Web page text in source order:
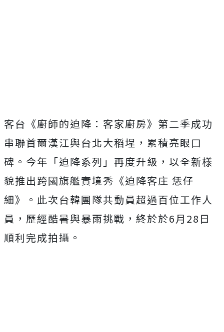
客台《廚師的迫降：客家廚房》第二季成功
串聯首爾漢江與台北大稻埕，累積亮眼口
碑。今年「迫降系列」再度升級，以全新樣
貌推出跨國旗艦實境秀《迫降客庄 恁仔
細》。此次台韓團隊共動員超過百位工作人
員，歷經酷暑與暴雨挑戰，終於於6月 28 日
順利完成拍攝。